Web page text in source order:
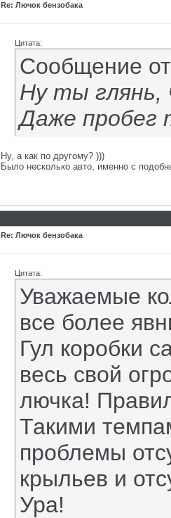
Re: Лючок бензобака
Цитата:
Сообщение
Ну ты
Даже пробег
Ну, а как по другому? )))
Было несколько авто, именно с
Re: Лючок бензобака
Цитата:
Уважаемые
все более
Гул коробки
весь свой
лючка!
Такими
проблемы
крыльев и
Ура!